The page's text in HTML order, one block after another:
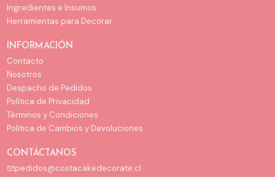
Ingredientes e Insumos
Herramientas para Decorar
INFORMACIÓN
Contacto
Nosotros
Despacho de Pedidos
Política de Privacidad
Términos y Condiciones
Política de Cambios y Devoluciones
CONTÁCTANOS
pedidos@costacakedecorate.cl